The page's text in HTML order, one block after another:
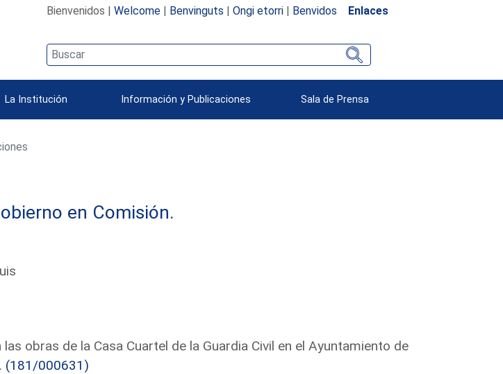
Bienvenidos | Welcome| Benvinguts | Ongi etorri| Benvidos Enlaces
La Institución Información y Publicaciones Sala de Prensa
en Comisión.
las obras de la Casa Cuartel de la Guardia Civil en el Ayuntamiento de
(181/000631)